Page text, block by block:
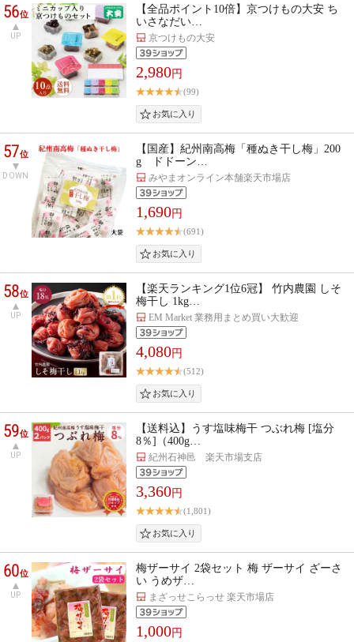
56位
UP
【全品ポイント10倍】京つけもの大安 ち
いさなだい…
京つけもの大安
2,980円
(99)
57位
DOWN
【国産】紀州南高梅「種ぬき干し梅」200
g ドドーン…
みやまオンライン本舗楽天市場店
1,690円
(691)
58位
UP
【楽天ランキング1位6冠】 竹内農園 しそ
梅干し 1kg…
EM Market 業務用まとめ買い大歓迎
4,080円
(512)
59位
UP
【送料込】うす塩味梅干 つぶれ梅 [塩分
8％]（400g…
紀州石神邑 楽天市場支店
3,360円
(1,801)
60位
UP
梅ザーサイ 2袋セット 梅 ザーサイ ざーさ
い うめザ…
まざっせこらっせ 楽天市場店
1,000円